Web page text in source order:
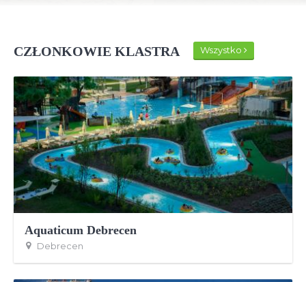
CZŁONKOWIE KLASTRA Wszystko
Aquaticum Debrecen
Debrecen